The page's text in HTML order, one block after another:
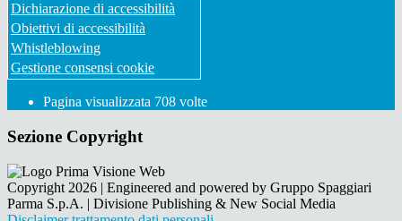
Dichiarazione di accessibilità
Obiettivi di accessibilità
Whistleblowing
Gestione consensi cookie
Pagina visualizzata 708 volte
Sezione Copyright
Copyright 2026 | Engineered and powered by Gruppo Spaggiari
Parma S.p.A. | Divisione Publishing & New Social Media